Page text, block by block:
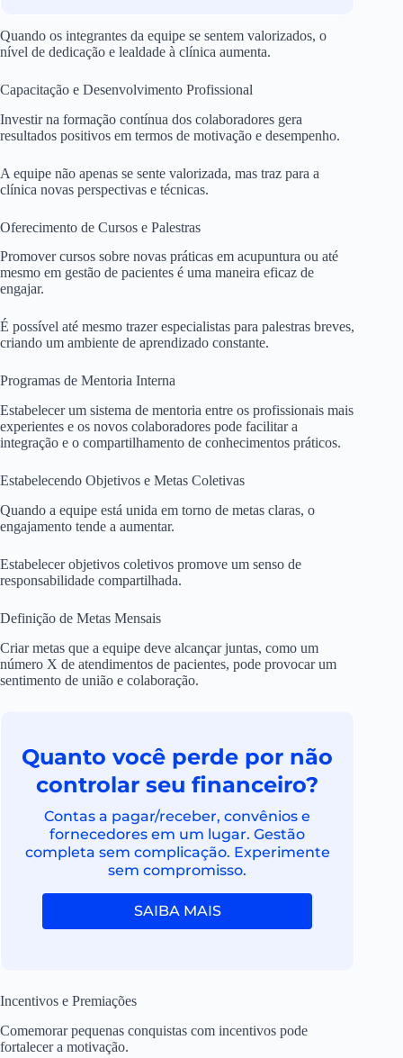
Quando os integrantes da equipe se sentem valorizados, o
nível de dedicação e lealdade à clínica aumenta.
Capacitação e Desenvolvimento Profissional
Investir na formação contínua dos colaboradores gera
resultados positivos em termos de motivação e desempenho.
A equipe não apenas se sente valorizada, mas traz para a
clínica novas perspectivas e técnicas.
Oferecimento de Cursos e Palestras
Promover cursos sobre novas práticas em acupuntura ou até
mesmo em gestão de pacientes é uma maneira eficaz de
engajar.
É possível até mesmo trazer especialistas para palestras breves,
criando um ambiente de aprendizado constante.
Programas de Mentoria Interna
Estabelecer um sistema de mentoria entre os profissionais mais
experientes e os novos colaboradores pode facilitar a
integração e o compartilhamento de conhecimentos práticos.
Estabelecendo Objetivos e Metas Coletivas
Quando a equipe está unida em torno de metas claras, o
engajamento tende a aumentar.
Estabelecer objetivos coletivos promove um senso de
responsabilidade compartilhada.
Definição de Metas Mensais
Criar metas que a equipe deve alcançar juntas, como um
número X de atendimentos de pacientes, pode provocar um
sentimento de união e colaboração.
Quanto você perde por não
controlar seu financeiro?
Contas a pagar/receber, convênios e
fornecedores em um lugar. Gestão
completa sem complicação. Experimente
sem compromisso.
SAIBA MAIS
Incentivos e Premiações
Comemorar pequenas conquistas com incentivos pode
fortalecer a motivação.